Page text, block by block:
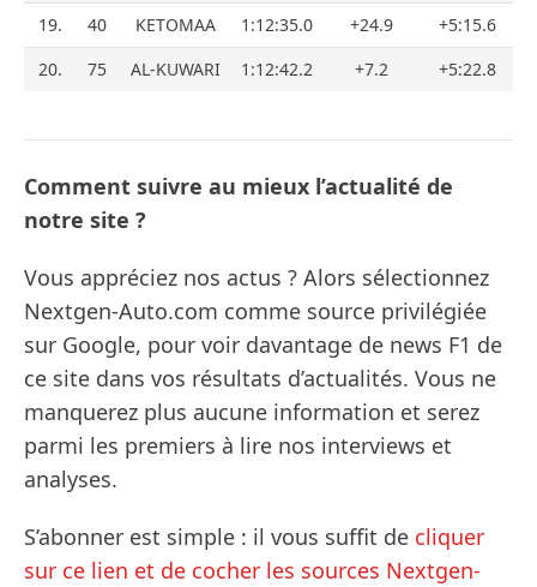
19.
40 KETOMAA 1:12:35.0 +24.9
+5:15.6
20.
75 AL-KUWARI 1:12:42.2 +7.2 +5:22.8
Comment suivre au mieux l’actualité de
notre site ?
Vous appréciez nos actus ? Alors sélectionnez
Nextgen-Auto.com comme source privilégiée
sur Google, pour voir davantage de news F1 de
ce site dans vos résultats d’actualités. Vous ne
manquerez plus aucune information et serez
parmi les premiers à lire nos interviews et
analyses.
S’abonner est simple : il vous suffit de cliquer
sur ce lien et de cocher les sources Nextgen-